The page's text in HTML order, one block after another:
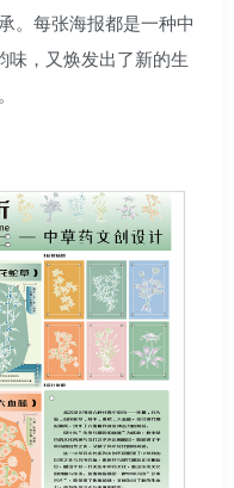
。每张海报都是一种中
味，又焕发出了新的生